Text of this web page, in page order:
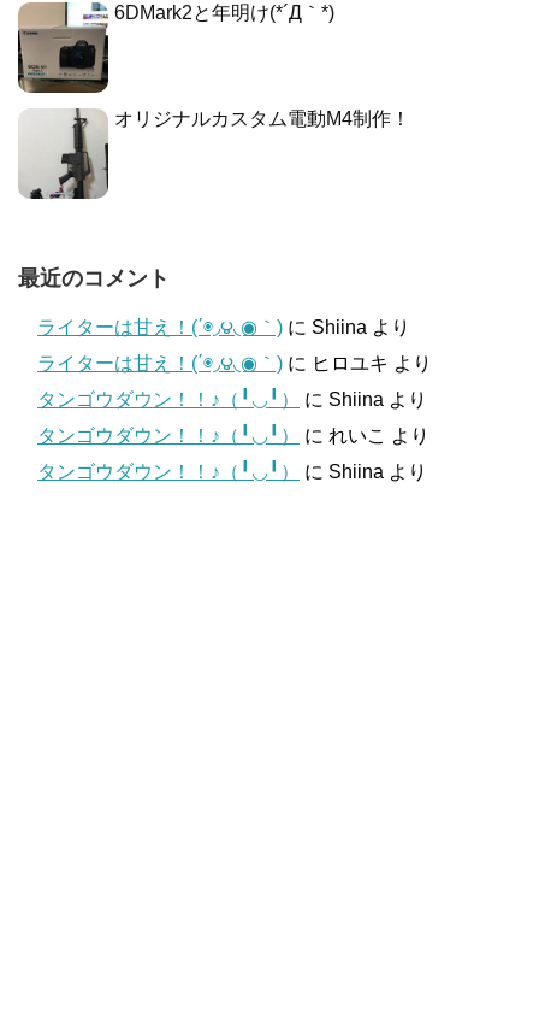
6DMark2と年明け(*´Д｀*)
オリジナルカスタム電動M4制作！
最近のコメント
ライターは甘え！(΄◉◞౪◟◉｀) に Shiina より
ライターは甘え！(΄◉◞౪◟◉｀) に ヒロユキ より
タンゴウダウン！！♪（╹◡╹）
に Shiina より
タンゴウダウン！！♪（╹◡╹）
に れいこ より
タンゴウダウン！！♪（╹◡╹）
に Shiina より